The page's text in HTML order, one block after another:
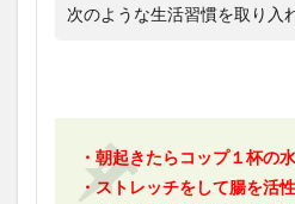
次のような生活習慣を取り入
・朝起きたらコップ１杯の水
・ストレッチをして腸を活